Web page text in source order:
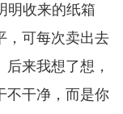
明收来的纸箱
，可每次卖出去
来我想了想，
不干净，而是你